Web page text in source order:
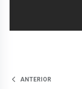
ANTERIOR